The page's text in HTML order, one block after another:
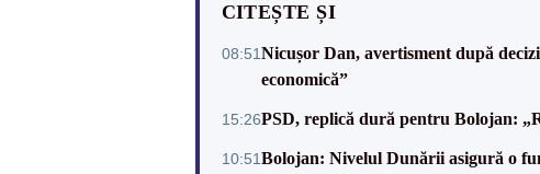
CITEȘTE ȘI
08:51Nicușor Dan, avertisment după
economică”
15:26PSD, replică dură pentru Bolojan:
10:51Bolojan: Nivelul Dunării asigură o